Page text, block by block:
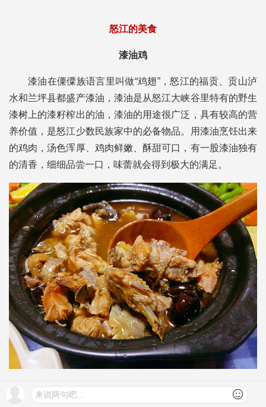
怒江的美食
漆油鸡
漆油在傈僳族语言里叫做“鸡翅”，怒江的福贡、贡山泸
水和兰坪县都盛产漆油，漆油是从怒江大峡谷里特有的野生
漆树上的漆籽榨出的油，漆油的用途很广泛，具有较高的营
养价值，是怒江少数民族家中的必备物品。用漆油烹饪出来
的鸡肉，汤色浑厚、鸡肉鲜嫩、酥甜可口，有一股漆油独有
的清香，细细品尝一口，味蕾就会得到极大的满足。
侠辣
来说两句吧...